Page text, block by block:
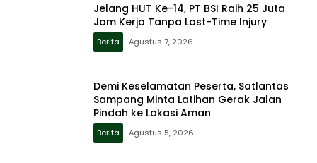
Jelang HUT Ke-14, PT BSI Raih 25 Juta
Jam Kerja Tanpa Lost-Time Injury
Berita Agustus 7, 2026
Demi Keselamatan Peserta, Satlantas
Sampang Minta Latihan Gerak Jalan
Pindah ke Lokasi Aman
Berita Agustus 5, 2026